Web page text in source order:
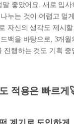
좋았어요. 새로 입사
누는 것이 어렵고 멀
자신의 생각도 제시할
백을 바탕으로, 3개월
진행하는 것도 기획 중
적용은 빠르게